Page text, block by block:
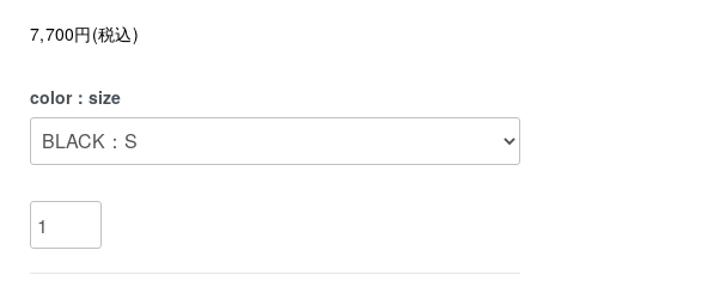
7,700円(税込)
color：size